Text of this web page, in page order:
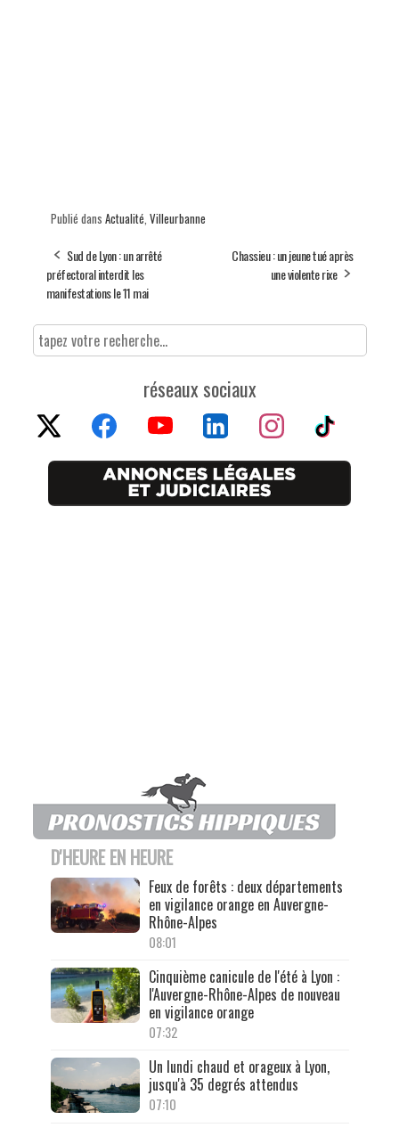
Publié dans Actualité Villeurbanne
Sud de Lyon : un arrêté
préfectoral interdit les
manifestations le 11 mai
Chassieu : un jeune tué après
une violente rixe
réseaux sociaux
D'HEURE EN HEURE
Feux de forêts : deux départements
en vigilance orange en Auvergne-
Rhône-Alpes
08:01
Cinquième canicule de l'été à Lyon :
l'Auvergne-Rhône-Alpes de nouveau
en vigilance orange
07:32
Un lundi chaud et orageux à Lyon,
jusqu'à 35 degrés attendus
07:10